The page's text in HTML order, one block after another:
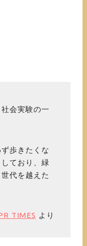
会実験の一
歩きたくな
ており、緑
代を越えた
TIMES より